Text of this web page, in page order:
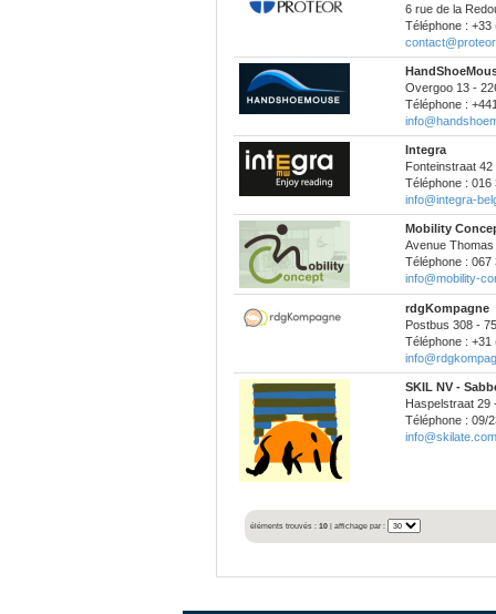
6 rue de la
Téléphone : +33
Overgoo 13 -
Téléphone :
Integra
Fonteinstraat
Téléphone : 016
info@integra-
Mobility
Avenue
Téléphone : 067
info@mobility-
rdgKompagne
Postbus 308 -
Téléphone : +31
SKIL NV -
Haspelstraat 29
Téléphone : 09/
info@skilate.com
éléments trouvés : 10| affichage par :